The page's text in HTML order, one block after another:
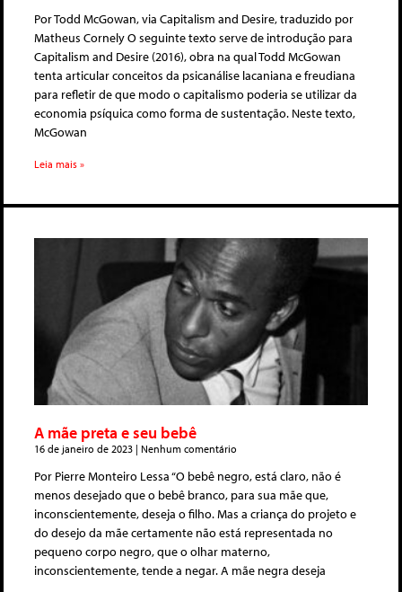
Por Todd McGowan, via Capitalism and Desire, traduzido por
Matheus Cornely O seguinte texto serve de introdução para
Capitalism and Desire (2016), obra na qual Todd McGowan
tenta articular conceitos da psicanálise lacaniana e freudiana
para refletir de que modo o capitalismo poderia se utilizar da
economia psíquica como forma de sustentação. Neste texto,
McGowan
Leia mais »
A mãe preta e seu bebê
16 de janeiro de 2023 Nenhum comentário
Por Pierre Monteiro Lessa “O bebê negro, está claro, não é
menos desejado que o bebê branco, para sua mãe que,
inconscientemente, deseja o filho. Mas a criança do projeto e
do desejo da mãe certamente não está representada no
pequeno corpo negro, que o olhar materno,
inconscientemente, tende a negar. A mãe negra deseja